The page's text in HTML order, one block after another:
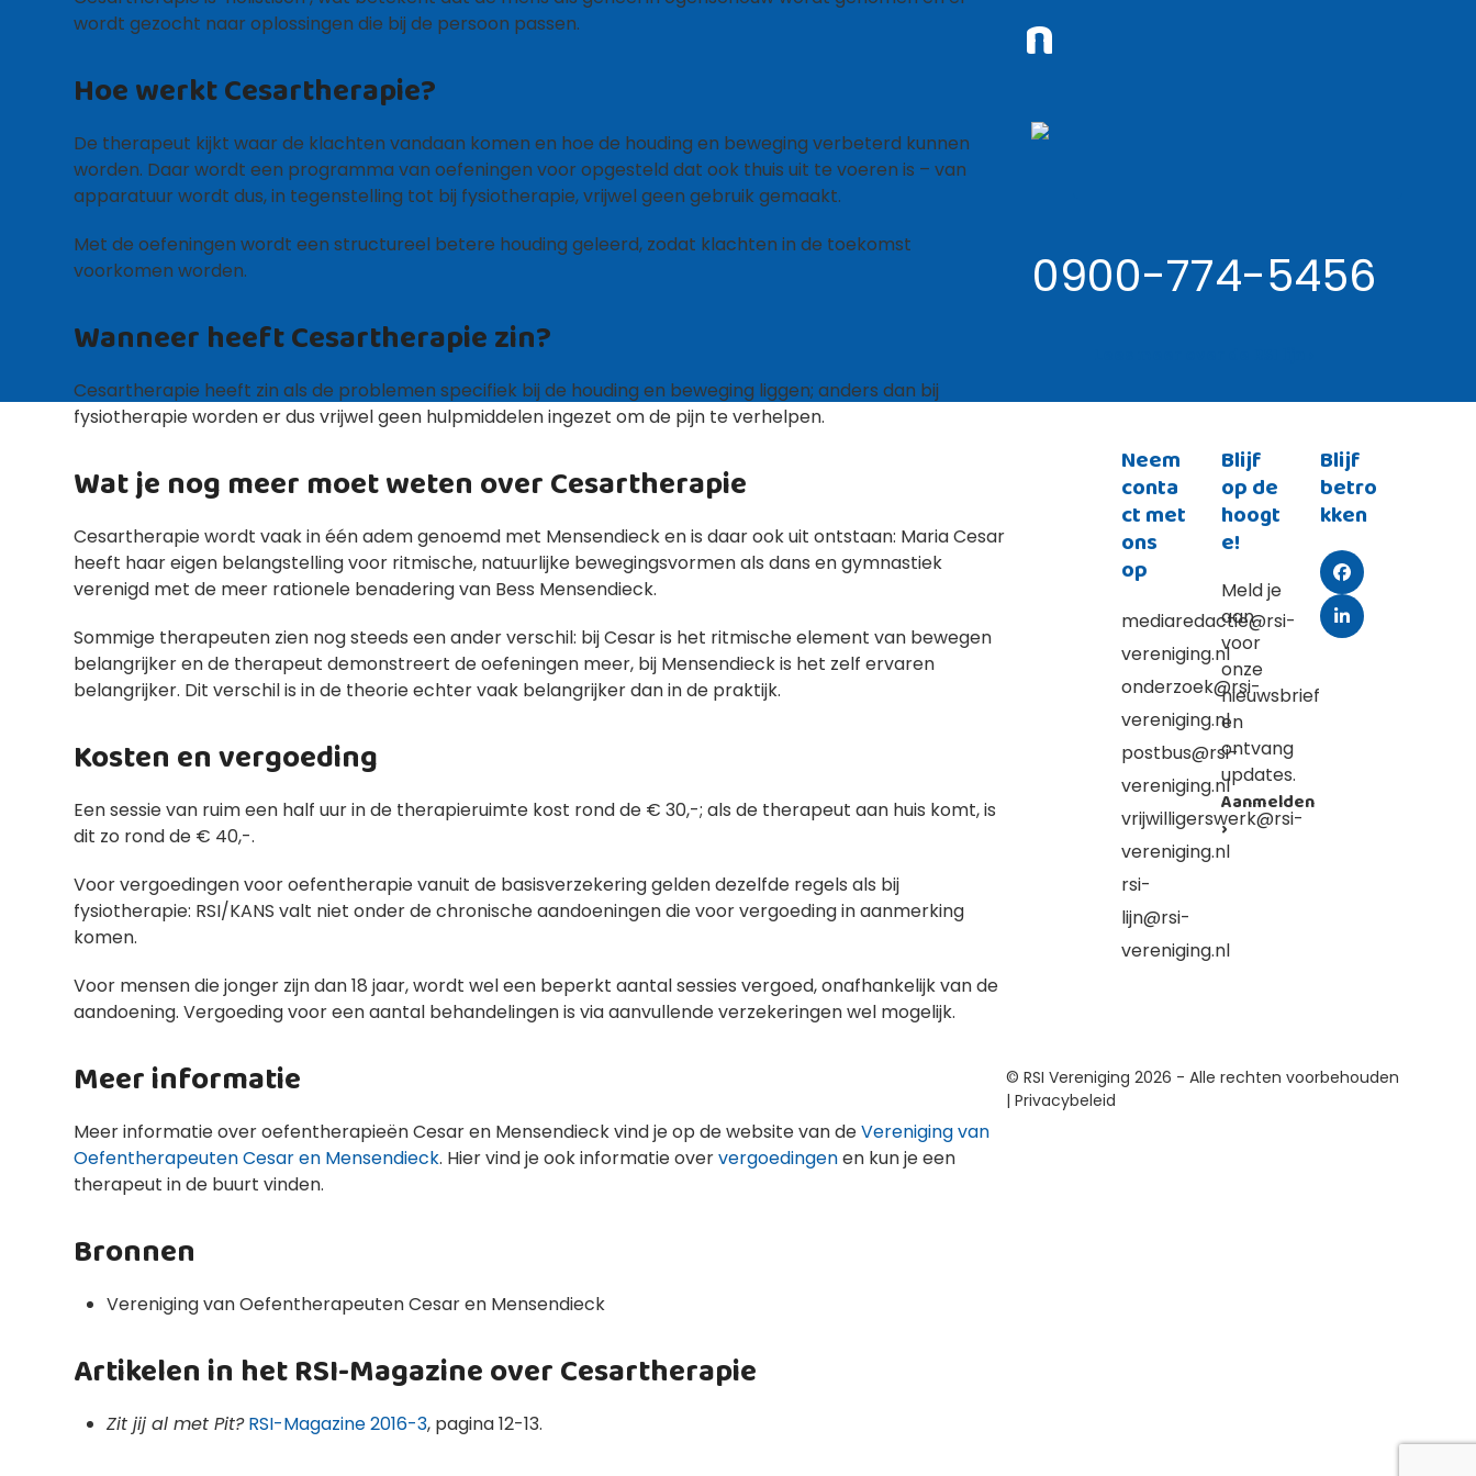
wordt gezocht naar oplossingen die bij de persoon passen.
Hoe werkt Cesartherapie?
De therapeut kijkt waar de klachten vandaan komen en hoe de houding en beweging verbeterd kunnen
worden. Daar wordt een programma van oefeningen voor opgesteld dat ook thuis uit te voeren is – van
apparatuur wordt dus, in tegenstelling tot bij fysiotherapie, vrijwel geen gebruik gemaakt.
Met de oefeningen wordt een structureel betere houding geleerd, zodat klachten in de toekomst
voorkomen worden.
Wanneer heeft Cesartherapie zin?
Cesartherapie heeft zin als de problemen specifiek bij de houding en beweging liggen; anders dan bij
fysiotherapie worden er dus vrijwel geen hulpmiddelen ingezet om de pijn te verhelpen.
Wat je nog meer moet weten over Cesartherapie
Cesartherapie wordt vaak in één adem genoemd met Mensendieck en is daar ook uit ontstaan: Maria Cesar
heeft haar eigen belangstelling voor ritmische, natuurlijke bewegingsvormen als dans en gymnastiek
verenigd met de meer rationele benadering van Bess Mensendieck.
Sommige therapeuten zien nog steeds een ander verschil: bij Cesar is het ritmische element van bewegen
belangrijker en de therapeut demonstreert de oefeningen meer, bij Mensendieck is het zelf ervaren
belangrijker. Dit verschil is in de theorie echter vaak belangrijker dan in de praktijk.
Kosten en vergoeding
Een sessie van ruim een half uur in de therapieruimte kost rond de € 30,-; als de therapeut aan huis komt, is
dit zo rond de € 40,-.
Voor vergoedingen voor oefentherapie vanuit de basisverzekering gelden dezelfde regels als bij
fysiotherapie: RSI/KANS valt niet onder de chronische aandoeningen die voor vergoeding in aanmerking
komen.
Voor mensen die jonger zijn dan 18 jaar, wordt wel een beperkt aantal sessies vergoed, onafhankelijk van de
aandoening. Vergoeding voor een aantal behandelingen is via aanvullende verzekeringen wel mogelijk.
Meer informatie
Meer informatie over oefentherapieën Cesar en Mensendieck vind je op de website van deVereniging van
Oefentherapeuten Cesar en Mensendieck. Hier vind je ook informatie oververgoedingenen kun je een
therapeut in de buurt vinden.
Bronnen
Vereniging van Oefentherapeuten Cesar en Mensendieck
Artikelen in het RSI-Magazine over Cesartherapie
Zit jij al met Pit? RSI-Magazine 2016-3, pagina 12-13.
n
0900-774-5456
Neem
conta
ct met
ons
op
mediaredactie@rsi-
vereniging.nl
onderzoek@rsi-
vereniging.nl
postbus@rsi-
vereniging.nl
vrijwilligerswerk@rsi-
vereniging.nl
rsi-
lijn@rsi-
vereniging.nl
Blijf
op de
hoogt
e!
Meld je
aan
voor
onze
nieuwsbrief
en
ontvang
updates.
Aanmelden
›
Blijf
betro
kken
Facebook
LinkedIn
© RSI Vereniging 2026 - Alle rechten voorbehouden
|Privacybeleid